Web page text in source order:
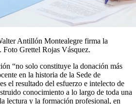
Antillón Montealegre firma la
Foto Grettel Rojas Vásquez.
“no solo constituye la donación más
en la historia de la Sede de
el resultado del esfuerzo e intelecto de
conocimiento a lo largo de toda una
lectura y la formación profesional, en